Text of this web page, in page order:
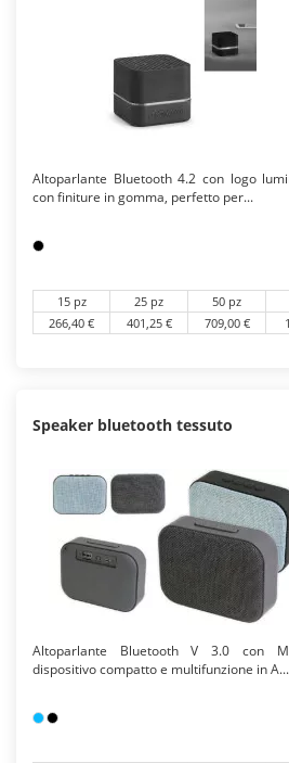
Altoparlante Bluetooth 4.2 con logo
con finiture in gomma, perfetto per...
15 pz 25 pz 50 pz
266,40 €
401,25 € 709,00 €
Speaker bluetooth tessuto
Altoparlante Bluetooth V 3.0 con
dispositivo compatto e multifunzione in A...